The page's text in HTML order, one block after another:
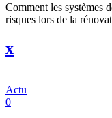
Comment les systèmes
risques lors de la
x
Actu
0